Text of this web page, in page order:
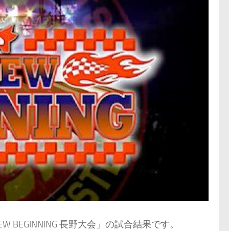
BEGINNING 長野大会」の試合結果です。